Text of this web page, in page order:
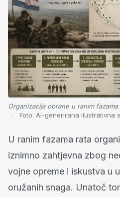
Organizacija obrane u ranim
Foto: AI-generirana ilustrativna
U ranim fazama rata
iznimno zahtjevna zbog
vojne opreme i iskustva u
oružanih snaga. Unatoč